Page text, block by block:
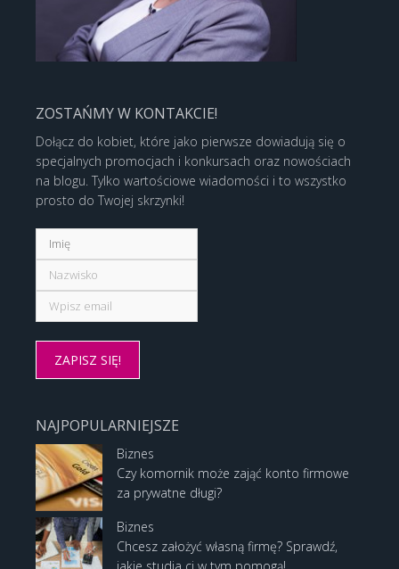
ZOSTAŃMY W KONTAKCIE!
Dołącz do kobiet, które jako pierwsze dowiadują się o
specjalnych promocjach i konkursach oraz nowościach
na blogu. Tylko wartościowe wiadomości i to wszystko
prosto do Twojej skrzynki!
NAJPOPULARNIEJSZE
Biznes
Czy komornik może zająć konto firmowe
za prywatne długi?
Biznes
Chcesz założyć własną firmę? Sprawdź,